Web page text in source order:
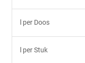
l per Doos
l per Stuk